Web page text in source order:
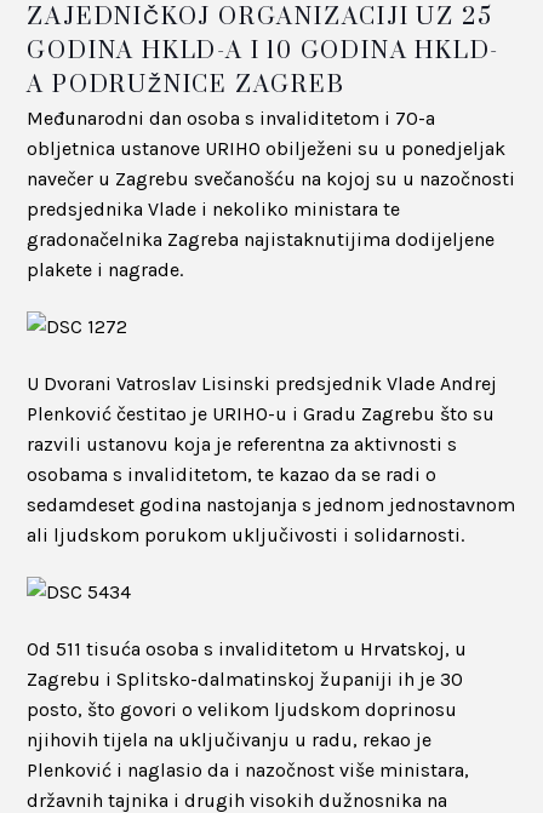
ZAJEDNIČKOJ ORGANIZACIJI UZ 25
GODINA HKLD-A I 10 GODINA HKLD-
A PODRUŽNICE ZAGREB
Međunarodni dan osoba s invaliditetom i 70-a
obljetnica ustanove URIHO obilježeni su u ponedjeljak
navečer u Zagrebu svečanošću na kojoj su u nazočnosti
predsjednika Vlade i nekoliko ministara te
gradonačelnika Zagreba najistaknutijima dodijeljene
plakete i nagrade.
U Dvorani Vatroslav Lisinski predsjednik Vlade Andrej
Plenković čestitao je URIHO-u i Gradu Zagrebu što su
razvili ustanovu koja je referentna za aktivnosti s
osobama s invaliditetom, te kazao da se radi o
sedamdeset godina nastojanja s jednom jednostavnom
ali ljudskom porukom uključivosti i solidarnosti.
Od 511 tisuća osoba s invaliditetom u Hrvatskoj, u
Zagrebu i Splitsko-dalmatinskoj županiji ih je 30
posto, što govori o velikom ljudskom doprinosu
njihovih tijela na uključivanju u radu, rekao je
Plenković i naglasio da i nazočnost više ministara,
državnih tajnika i drugih visokih dužnosnika na